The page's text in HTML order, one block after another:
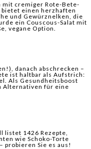
mit cremiger Rote-Bete-
bietet einen herzhaften
und Gewürznelken, die
ein Couscous-Salat mit
vegane Option.
danach abschrecken –
ist haltbar als Aufstrich:
Als Gesundheitsboost
Alternativen für eine
listet 1426 Rezepte,
wie Schoko-Torte
probieren Sie es aus!